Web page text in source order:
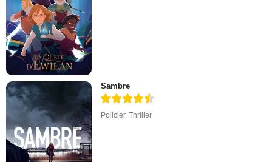
Sambre
Policier,Thriller